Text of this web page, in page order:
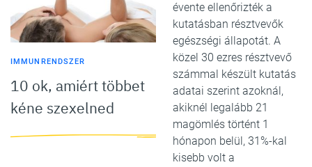
IMMUNRENDSZER
10 ok, amiért többet
kéne szexelned
évente ellenőrizték a
kutatásban résztvevők
egészségi állapotát. A
közel 30 ezres résztvevő
számmal készült kutatás
adatai szerint azoknál,
akiknél legalább 21
magömlés történt 1
hónapon belül, 31%-kal
kisebb volt a